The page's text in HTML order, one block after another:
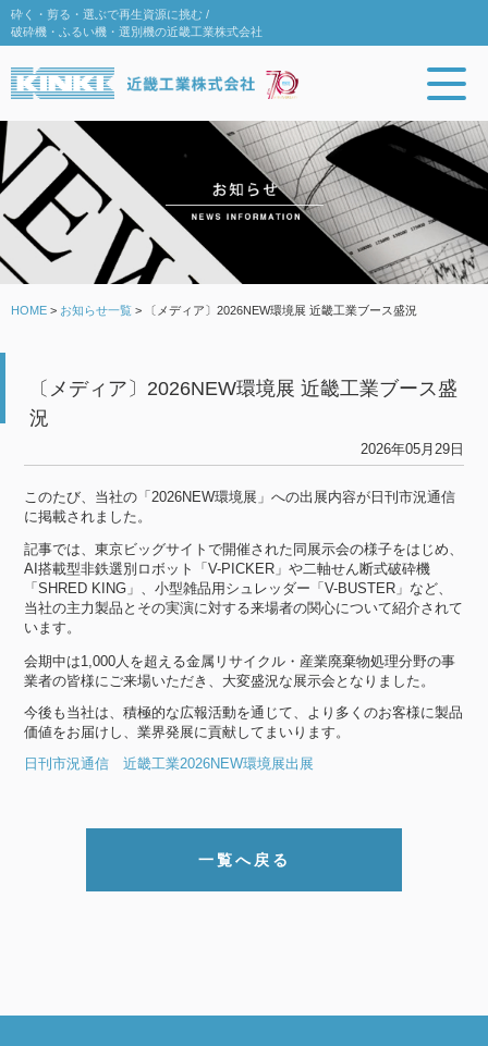
砕く・剪る・選ぶで再生資源に挑む /
破砕機・ふるい機・選別機の近畿工業株式会社
HOME > お知らせ一覧 > 〔メディア〕2026NEW環境展 近畿工業ブース盛況
〔メディア〕2026NEW環境展 近畿工業ブース盛
況
2026年05月29日
このたび、当社の「2026NEW環境展」への出展内容が日刊市況通信
に掲載されました。
記事では、東京ビッグサイトで開催された同展示会の様子をはじめ、
AI搭載型非鉄選別ロボット「V-PICKER」や二軸せん断式破砕機
「SHRED KING」、小型雑品用シュレッダー「V-BUSTER」など、
当社の主力製品とその実演に対する来場者の関心について紹介されて
います。
会期中は1,000人を超える金属リサイクル・産業廃棄物処理分野の事
業者の皆様にご来場いただき、大変盛況な展示会となりました。
今後も当社は、積極的な広報活動を通じて、より多くのお客様に製品
価値をお届けし、業界発展に貢献してまいります。
日刊市況通信 近畿工業2026NEW環境展出展
一覧へ戻る